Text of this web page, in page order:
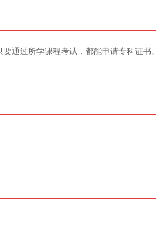
通过所学课程考试，都能申请专科证书。